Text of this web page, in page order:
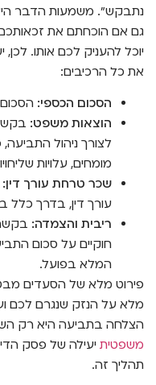
נתבקש". משמעות הדבר
גם אם הוכחתם את
יוכל להעניק לכם אותו.
את כל הרכיבים:
הסכום הכספי:
הוצאות משפט:
לצורך ניהול
מומחים, עלויות
שכר טרחת עורך דין:
עורך דין, בדרך כלל
ריבית והצמדה:
חוקיים על סכום
המלא בפועל.
פירוט מלא של הסעדים
מלא על הנזק שנגרם לכם
הצלחה בתביעה היא רק
משפטית יעילה של פסק
תהליך זה.